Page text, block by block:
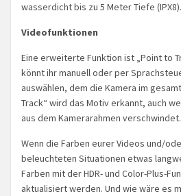
wasserdicht bis zu 5 Meter Tiefe (IPX8).
Videofunktionen
Eine erweiterte Funktion ist „Point to
könnt ihr manuell oder per
auswählen, dem die Kamera im
Track“ wird das Motiv erkannt, auch
aus dem Kamerarahmen verschwindet.
Wenn die Farben eurer Videos und/
beleuchteten Situationen etwas
Farben mit der HDR- und Color-Plus-
aktualisiert werden. Und wie wäre es